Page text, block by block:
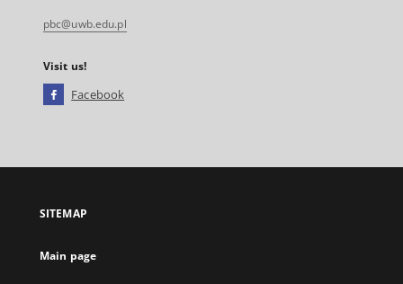
pbc@uwb.edu.pl
Visit us!
Facebook
open
new
SITEMAP
Main page